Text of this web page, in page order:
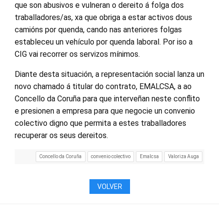
que son abusivos e vulneran o dereito á folga dos
traballadores/as, xa que obriga a estar activos dous
camións por quenda, cando nas anteriores folgas
estableceu un vehículo por quenda laboral. Por iso a
CIG vai recorrer os servizos mínimos.
Diante desta situación, a representación social lanza un
novo chamado á titular do contrato, EMALCSA, a ao
Concello da Coruña para que interveñan neste conflito
e presionen a empresa para que negocie un convenio
colectivo digno que permita a estes traballadores
recuperar os seus dereitos.
Concello da Coruña convenio colectivo Emalcsa Valoriza Auga
VOLVER